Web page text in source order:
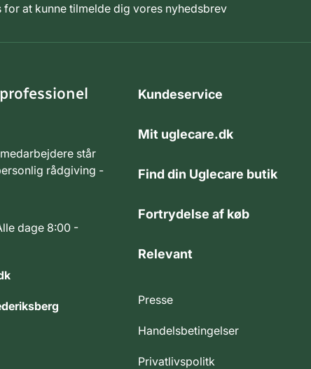
at kunne tilmelde dig vores nyhedsbrev
står
rådgiving -
dage 8:00 -
Kundeservice
Mit uglecare.dk
Find din Uglecare butik
Fortrydelse af køb
Relevant
Presse
Handelsbetingelser
Privatlivspolitk